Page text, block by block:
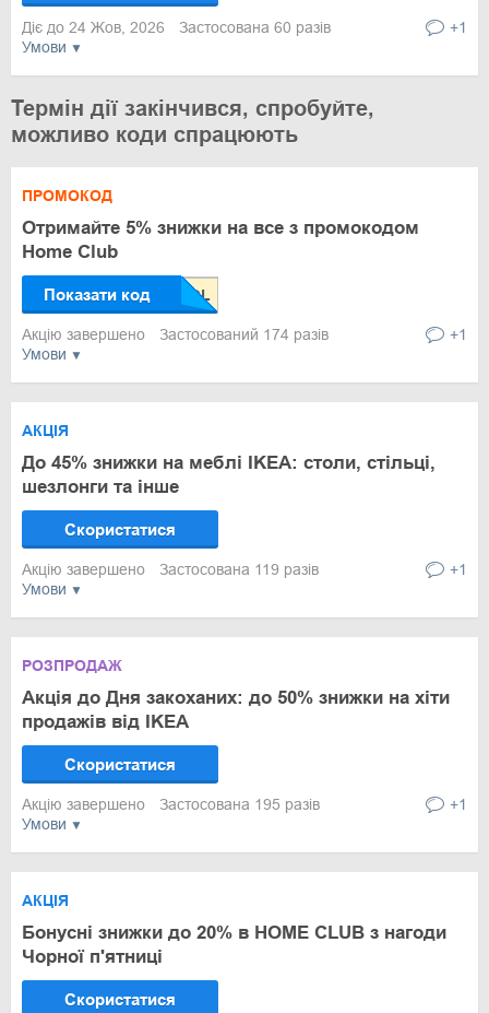
Умови
Діє до 24 Жов, 2026 Застосована 60 разів +1
Термін дії закінчився, спробуйте,
можливо коди спрацюють
Умови
ПРОМОКОД
Отримайте 5% знижки на все з промокодом
Home Club
Показати код
Акцію завершено Застосований 174 разів +1
Умови
АКЦІЯ
До 45% знижки на меблі IKEA: столи, стільці,
шезлонги та інше
Скористатися
Акцію завершено Застосована 119 разів +1
Умови
РОЗПРОДАЖ
Акція до Дня закоханих: до 50% знижки на хіти
продажів від IKEA
Скористатися
Акцію завершено Застосована 195 разів +1
АКЦІЯ
Бонусні знижки до 20% в HOME CLUB з нагоди
Чорної п'ятниці
Скористатися